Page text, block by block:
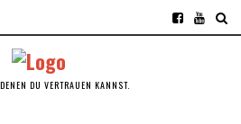
DU VERTRAUEN KANNST.